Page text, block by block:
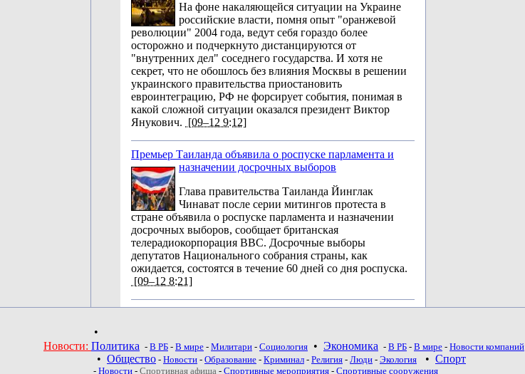
На фоне накаляющейся ситуации на Украине
российские власти, помня опыт "оранжевой
революции" 2004 года, ведут себя гораздо более
осторожно и подчеркнуто дистанцируются от
"внутренних дел" соседнего государства. И хотя не
секрет, что не обошлось без влияния Москвы в решении
украинского правительства приостановить
евроинтеграцию, РФ не форсирует события, понимая в
какой сложной ситуации оказался президент Виктор
Янукович. [09–12 9:12]
Премьер Таиланда объявила о роспуске парламента и
назначении досрочных выборов
Глава правительства Таиланда Йинглак
Чинават после серии митингов протеста в
стране объявила о роспуске парламента и назначении
досрочных выборов, сообщает британская
телерадиокорпорация ВВС. Досрочные выборы
депутатов Национального собрания страны, как
ожидается, состоятся в течение 60 дней со дня роспуска.
[09–12 8:21]
•
Новости: Политика - В РБ - В мире - Милитари - Социология • Экономика - В РБ - В мире - Новости компаний
• Общество - Новости - Образование - Криминал - Религия - Люди - Экология • Спорт
- Новости - Спортивная афиша - Спортивные мероприятия - Спортивные сооружения